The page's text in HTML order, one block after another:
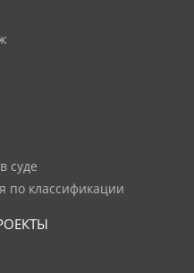
суде
по классификации